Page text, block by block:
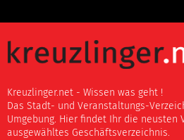
Kreuzlinger.net - Wissen was geht !
Das Stadt- und Veranstaltungs-
Umgebung. Hier findet Ihr die neusten
ausgewähltes Geschäftsverzeichnis.